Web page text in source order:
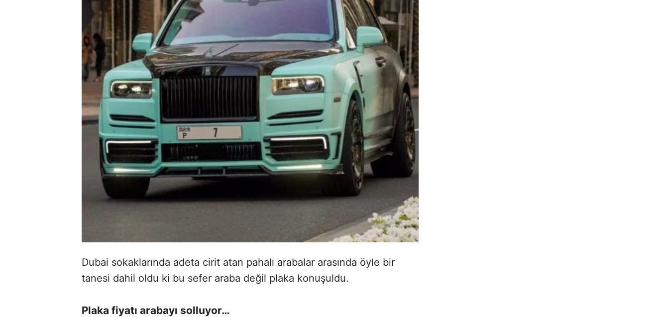
Dubai sokaklarında adeta cirit atan pahalı arabalar arasında öyle bir
tanesi dahil oldu ki bu sefer araba değil plaka konuşuldu.
Plaka fiyatı arabayı solluyor…